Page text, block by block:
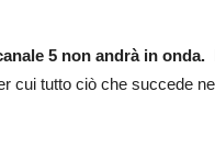
5 non andrà in onda.
cui tutto ciò che succede